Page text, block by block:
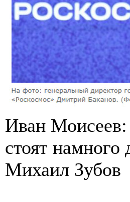
Иван Моисеев:
стоят
Михаил Зубов